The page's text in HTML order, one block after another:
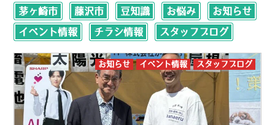
茅ヶ崎市 藤沢市 豆知識 お悩み お知らせ
イベント情報 チラシ情報 スタッフブログ
お知らせ イベント情報 スタッフブログ